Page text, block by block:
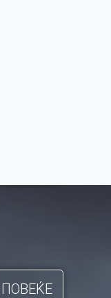
ПОВЕЌЕ